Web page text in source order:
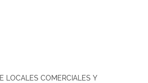
LOCALES COMERCIALES Y